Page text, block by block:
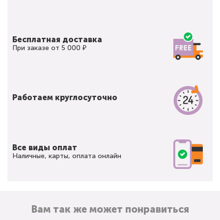
Бесплатная доставка
При заказе от 5 000 ₽
Работаем круглосуточно
Все виды оплат
Наличные, карты, оплата онлайн
Вам так же может понравиться